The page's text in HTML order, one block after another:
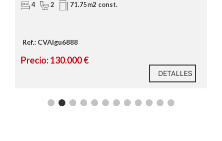
4 2 71.75m2 const.
Ref.: CVAIgu6888
Precio: 130.000 €
DETALLES